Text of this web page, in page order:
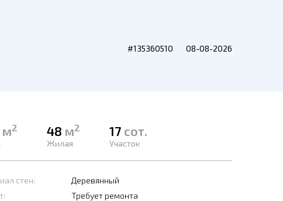
#135360510 08-08-2026
м2 48 м2
Жилая
17 сот.
Участок
стен:
Деревянный
Требует ремонта